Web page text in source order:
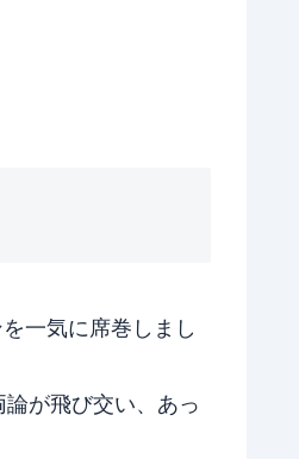
一気に席巻しまし
が飛び交い、あっ